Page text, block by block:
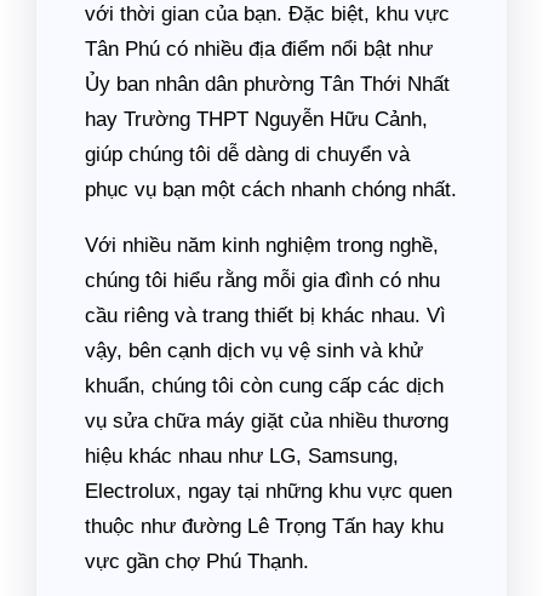
với thời gian của bạn. Đặc biệt, khu vực
Tân Phú có nhiều địa điểm nổi bật như
Ủy ban nhân dân phường Tân Thới Nhất
hay Trường THPT Nguyễn Hữu Cảnh,
giúp chúng tôi dễ dàng di chuyển và
phục vụ bạn một cách nhanh chóng nhất.
Với nhiều năm kinh nghiệm trong nghề,
chúng tôi hiểu rằng mỗi gia đình có nhu
cầu riêng và trang thiết bị khác nhau. Vì
vậy, bên cạnh dịch vụ vệ sinh và khử
khuẩn, chúng tôi còn cung cấp các dịch
vụ sửa chữa máy giặt của nhiều thương
hiệu khác nhau như LG, Samsung,
Electrolux, ngay tại những khu vực quen
thuộc như đường Lê Trọng Tấn hay khu
vực gần chợ Phú Thạnh.